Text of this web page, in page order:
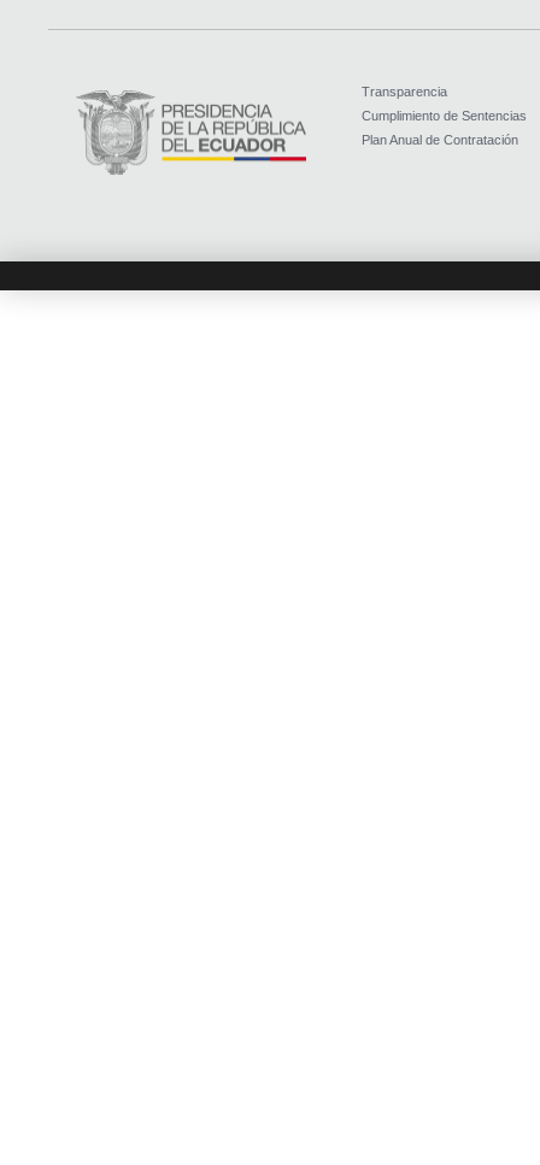
Transparencia
Cumplimiento de Sentencias
Plan Anual de Contratación